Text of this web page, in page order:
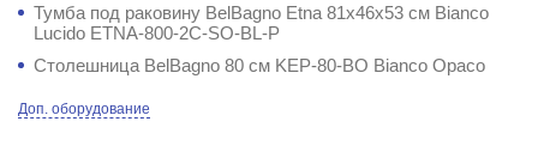
Тумба под раковину BelBagno Etna 81x46x53 см Bianco
Lucido ETNA-800-2C-SO-BL-P
Столешница BelBagno 80 см KEP-80-BO Bianco Opaco
Доп. оборудование